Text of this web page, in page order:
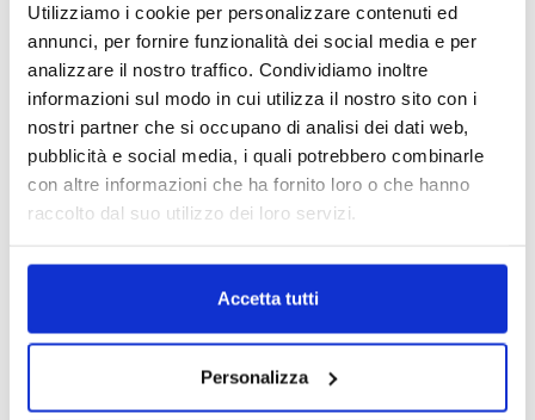
Utilizziamo i cookie per personalizzare contenuti ed
annunci, per fornire funzionalità dei social media e per
analizzare il nostro traffico. Condividiamo inoltre
informazioni sul modo in cui utilizza il nostro sito con i
nostri partner che si occupano di analisi dei dati web,
pubblicità e social media, i quali potrebbero combinarle
con altre informazioni che ha fornito loro o che hanno
raccolto dal suo utilizzo dei loro servizi.
Accetta tutti
Personalizza
1999/2000 1.8 benzina
Da 300.00€ IVA esclusa
2013/2016 1.5 diesel
1,050.00€ 1,000.00€ IVA esclusa
Da 2,000.00€ IVA esclusa
ESAURITO.
VERIFICA LA DISPONIBILITÀ
SU WHATSAPP!
Da 1,000.00€ IVA esclusa